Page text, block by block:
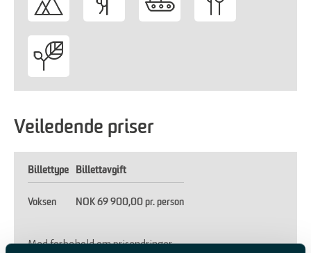
Veiledende priser
Billettype Billettavgift
Voksen NOK 69 900,00 pr. person
Med forbehold om prisendringer.